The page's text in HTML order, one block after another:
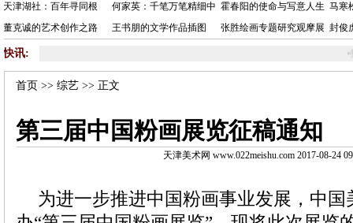
天津湖社：百年寻同根 何家英：千笔万笔精细中 霍春阳的使命与写意人生 马寒
董克诚的艺术创作之路
王书朋的文学作品插图 张胜绘画专题研究观摩展 封俊
快讯: 第三
首页 >>综艺 >> 正文
第三届中国粉画展览征稿通知
天津美术网 www.022meishu.com 2017-08-24
为进一步推进中国粉画事业发展，中国